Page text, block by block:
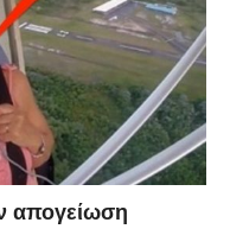
απογείωση